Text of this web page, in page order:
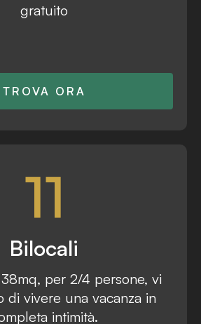
gratuito
TROVA ORA
11
Bilocali
per 2/4 persone, vi
di vivere una vacanza in
intimità.